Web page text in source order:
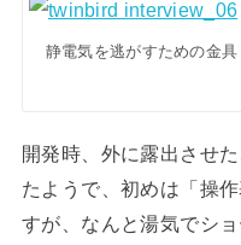
静電気を逃がすための金
開発時、外に露出させ
たようで、初めは「操
すが、なんと湯気でシ